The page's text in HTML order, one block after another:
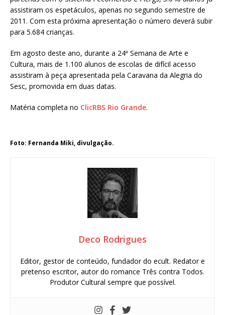
assistiram os espetáculos, apenas no segundo semestre de
2011. Com esta próxima apresentação o número deverá subir
para 5.684 crianças.
Em agosto deste ano, durante a 24ª Semana de Arte e
Cultura, mais de 1.100 alunos de escolas de difícil acesso
assistiram à peça apresentada pela Caravana da Alegria do
Sesc, promovida em duas datas.
Matéria completa no ClicRBS Rio Grande.
Foto: Fernanda Miki, divulgação.
Deco Rodrigues
Editor, gestor de conteúdo, fundador do ecult. Redator e
pretenso escritor, autor do romance Três contra Todos.
Produtor Cultural sempre que possível.